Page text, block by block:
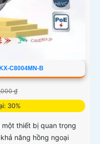
C8004MN-B
₫
30%
thiết bị quan trọng
năng hồng ngoại